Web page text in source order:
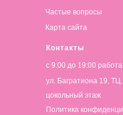
Контакты
Частые вопросы
Карта сайта
с 9:00 до 19:00
ул. Багратиона 19, ТЦ
цокольный этаж
Политика